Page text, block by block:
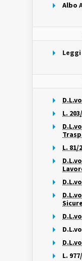
Albo
L.
L. 81/
L.